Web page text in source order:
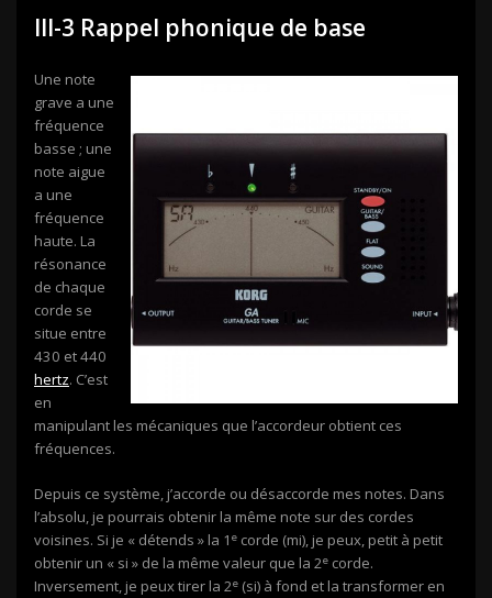
III-3 Rappel phonique de base
Une note
grave a une
fréquence
basse ; une
note aigue
a une
fréquence
haute. La
résonance
de chaque
corde se
situe entre
430 et 440
hertz. C’est
en
manipulant les mécaniques que l’accordeur obtient ces
fréquences.
Depuis ce système, j’accorde ou désaccorde mes notes. Dans
l’absolu, je pourrais obtenir la même note sur des cordes
voisines. Si je « détends » la 1 e corde (mi), je peux, petit à petit
obtenir un « si » de la même valeur que la 2e corde.
Inversement, je peux tirer la 2e (si) à fond et la transformer en